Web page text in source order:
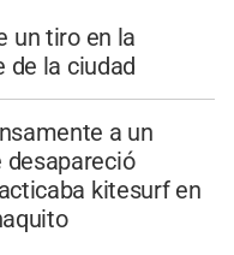
un tiro en la
de la ciudad
a un
desapareció
kitesurf en